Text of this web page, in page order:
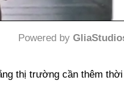
Powered by
thị trường cần thêm thời